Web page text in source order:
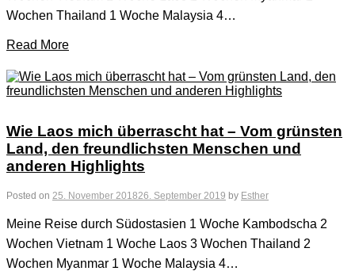
Wochen Thailand 1 Woche Malaysia 4…
Read More
Wie Laos mich überrascht hat – Vom grünsten
Land, den freundlichsten Menschen und
anderen Highlights
Posted on 25. November 201826. September 2019 by Esther
Meine Reise durch Südostasien 1 Woche Kambodscha 2
Wochen Vietnam 1 Woche Laos 3 Wochen Thailand 2
Wochen Myanmar 1 Woche Malaysia 4…